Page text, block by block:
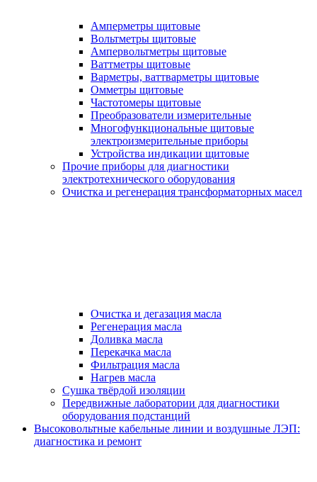
Амперметры щитовые
Вольтметры щитовые
Ампервольтметры щитовые
Ваттметры щитовые
Варметры, ваттварметры щитовые
Омметры щитовые
Частотомеры щитовые
Преобразователи измерительные
Многофункциональные щитовые
электроизмерительные приборы
Устройства индикации щитовые
Прочие приборы для диагностики
электротехнического оборудования
Очистка и регенерация трансформаторных масел
Очистка и дегазация масла
Регенерация масла
Доливка масла
Перекачка масла
Фильтрация масла
Нагрев масла
Сушка твёрдой изоляции
Передвижные лаборатории для диагностики
оборудования подстанций
Высоковольтные кабельные линии и воздушные ЛЭП:
диагностика и ремонт